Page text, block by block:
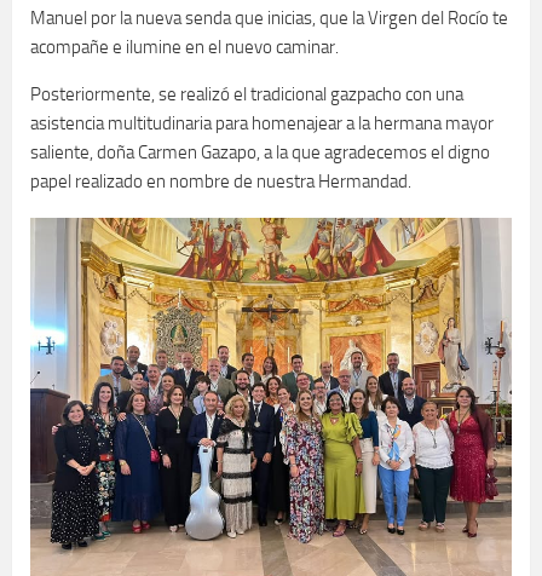
Manuel por la nueva senda que inicias, que la Virgen del Rocío te
acompañe e ilumine en el nuevo caminar.
Posteriormente, se realizó el tradicional gazpacho con una
asistencia multitudinaria para homenajear a la hermana mayor
saliente, doña Carmen Gazapo, a la que agradecemos el digno
papel realizado en nombre de nuestra Hermandad.